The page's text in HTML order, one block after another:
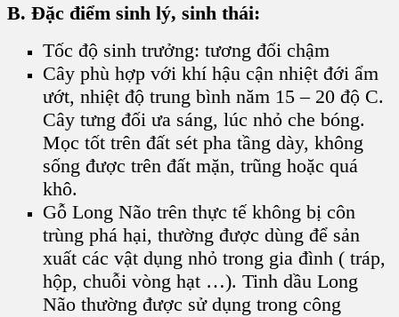
B. Đặc điểm sinh lý, sinh thái:
Tốc độ sinh trưởng: tương đối chậm
Cây phù hợp với khí hậu cận nhiệt đới ẩm
ướt, nhiệt độ trung bình năm 15 – 20 độ C.
Cây tưng đối ưa sáng, lúc nhỏ che bóng.
Mọc tốt trên đất sét pha tầng dày, không
sống được trên đất mặn, trũng hoặc quá
khô.
Gỗ Long Não trên thực tế không bị côn
trùng phá hại, thường được dùng để sản
xuất các vật dụng nhỏ trong gia đình ( tráp,
hộp, chuỗi vòng hạt …). Tinh dầu Long
Não thường được sử dụng trong công